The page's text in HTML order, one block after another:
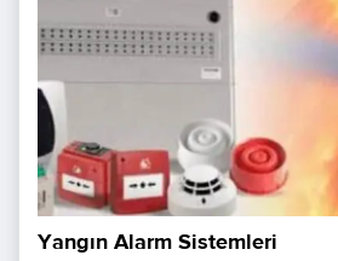
Yangın Alarm Sistemleri